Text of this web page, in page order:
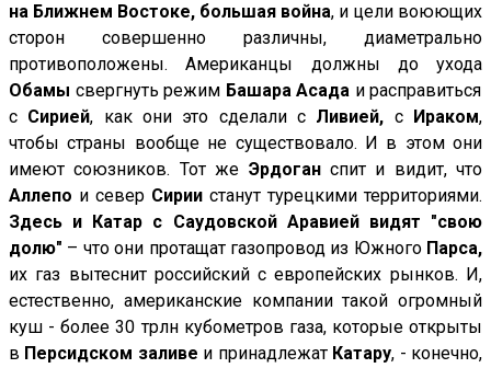
на Ближнем Востоке, большая война, и цели воюющих
сторон совершенно различны, диаметрально
противоположены. Американцы должны до ухода
Обамы свергнуть режим Башара Асада и расправиться
с Сирией, как они это сделали с Ливией, с Ираком,
чтобы страны вообще не существовало. И в этом они
имеют союзников. Тот же Эрдоганспит и видит, что
Аллепо и север Сирии станут турецкими территориями.
Здесь и Катар с Саудовской Аравией видят "свою
долю" – что они протащат газопровод из Южного Парса,
их газ вытеснит российский с европейских рынков. И,
естественно, американские компании такой огромный
куш - более 30 трлн кубометров газа, которые открыты
в Персидском заливе и принадлежат Катару, - конечно,